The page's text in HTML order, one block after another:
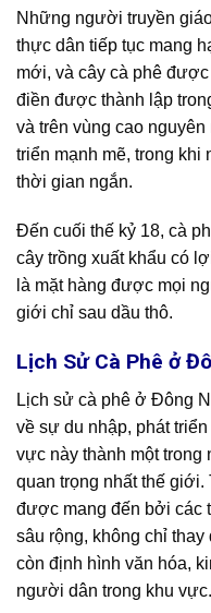
Những người truyền
thực dân tiếp tục mang
mới, và cây cà phê
điền được thành lập
và trên vùng cao
triển mạnh mẽ, trong khi
thời gian ngắn.
Đến cuối thế kỷ 18, cà
cây trồng xuất khẩu có
là mặt hàng được mọi
giới chỉ sau dầu thô.
Lịch Sử Cà Phê ở
Lịch sử cà phê ở Đông
về sự du nhập, phát
vực này thành một trong
quan trọng nhất thế
được mang đến bởi các
sâu rộng, không chỉ
còn định hình văn hóa,
người dân trong khu vực.